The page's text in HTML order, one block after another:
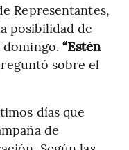
Representantes,
posibilidad de
domingo.“Estén
sobre el
días que
de